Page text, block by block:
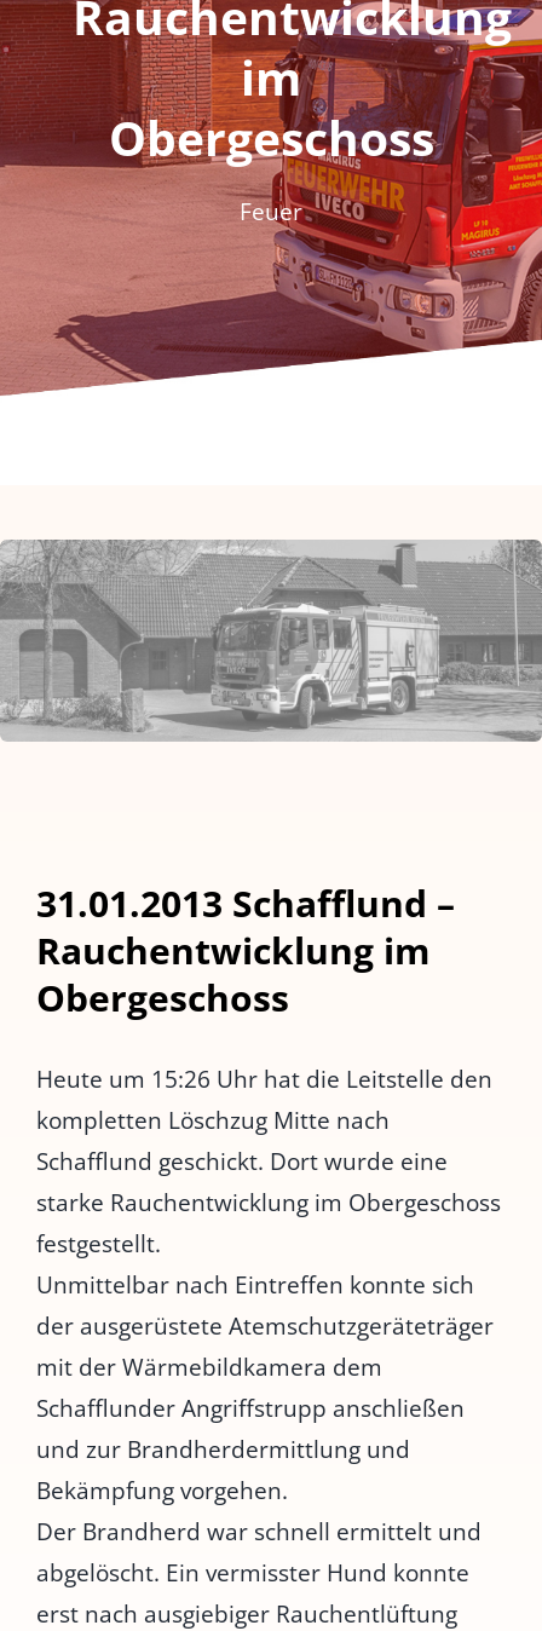
Fördern & Spenden
Historie
Jugendfeuerwehr
Kontakt
Rauchentwicklung
im
Obergeschoss
Feuer
31.01.2013 Schafflund –
Rauchentwicklung im
Obergeschoss
Heute um 15:26 Uhr hat die Leitstelle den
kompletten Löschzug Mitte nach
Schafflund geschickt. Dort wurde eine
starke Rauchentwicklung im Obergeschoss
festgestellt.
Unmittelbar nach Eintreffen konnte sich
der ausgerüstete Atemschutzgeräteträger
mit der Wärmebildkamera dem
Schafflunder Angriffstrupp anschließen
und zur Brandherdermittlung und
Bekämpfung vorgehen.
Der Brandherd war schnell ermittelt und
abgelöscht. Ein vermisster Hund konnte
erst nach ausgiebiger Rauchentlüftung